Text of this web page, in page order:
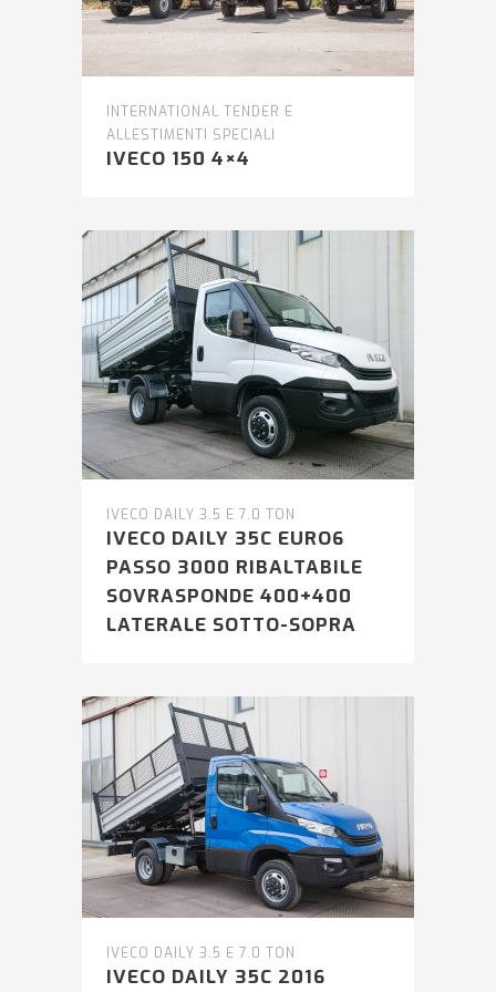
INTERNATIONAL TENDER E
ALLESTIMENTI SPECIALI
IVECO 150 4×4
IVECO DAILY 3.5 E 7.0 TON
IVECO DAILY 35C EURO6
PASSO 3000 RIBALTABILE
SOVRASPONDE 400+400
LATERALE SOTTO-SOPRA
IVECO DAILY 3.5 E 7.0 TON
IVECO DAILY 35C 2016